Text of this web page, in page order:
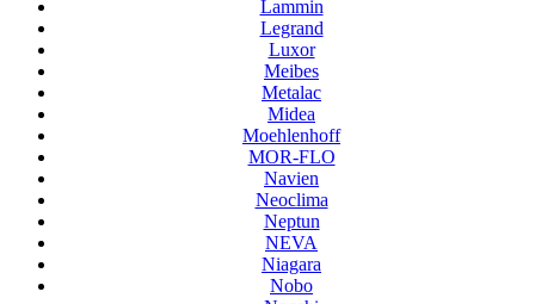
Lammin
Legrand
Luxor
Meibes
Metalac
Midea
Moehlenhoff
MOR-FLO
Navien
Neoclima
Neptun
NEVA
Niagara
Nobo